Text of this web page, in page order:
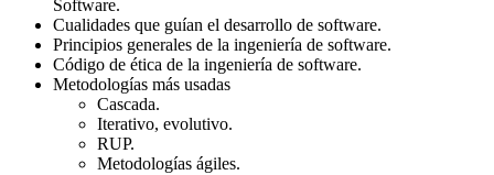
Software.
Cualidades que guían el desarrollo de software.
Principios generales de la ingeniería de software.
Código de ética de la ingeniería de software.
Metodologías más usadas
Cascada.
Iterativo, evolutivo.
RUP.
Metodologías ágiles.